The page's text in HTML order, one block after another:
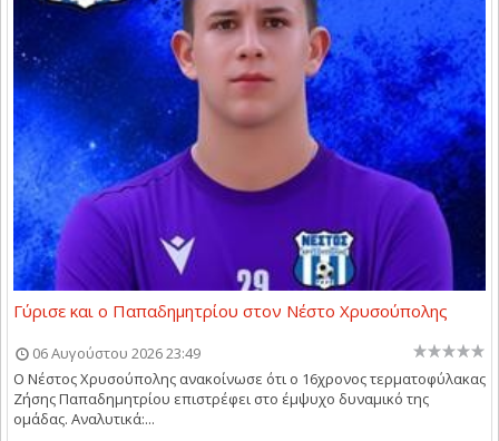
Γύρισε και ο Παπαδημητρίου στον Νέστο Χρυσούπολης
06 Αυγούστου 2026 23:49
Ο Νέστος Χρυσούπολης ανακοίνωσε ότι ο 16χρονος τερματοφύλακας
Ζήσης Παπαδημητρίου επιστρέφει στο έμψυχο δυναμικό της
ομάδας. Αναλυτικά:...